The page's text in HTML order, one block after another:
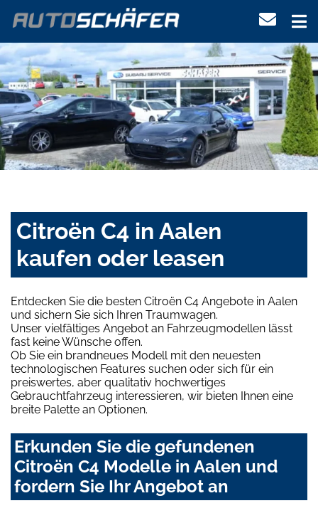
Citroën C4 in Aalen
kaufen oder leasen
Entdecken Sie die besten Citroën C4 Angebote in Aalen
und sichern Sie sich Ihren Traumwagen.
Unser vielfältiges Angebot an Fahrzeugmodellen lässt
fast keine Wünsche offen.
Ob Sie ein brandneues Modell mit den neuesten
technologischen Features suchen oder sich für ein
preiswertes, aber qualitativ hochwertiges
Gebrauchtfahrzeug interessieren, wir bieten Ihnen eine
breite Palette an Optionen.
Erkunden Sie die gefundenen
Citroën C4 Modelle in Aalen und
fordern Sie Ihr Angebot an